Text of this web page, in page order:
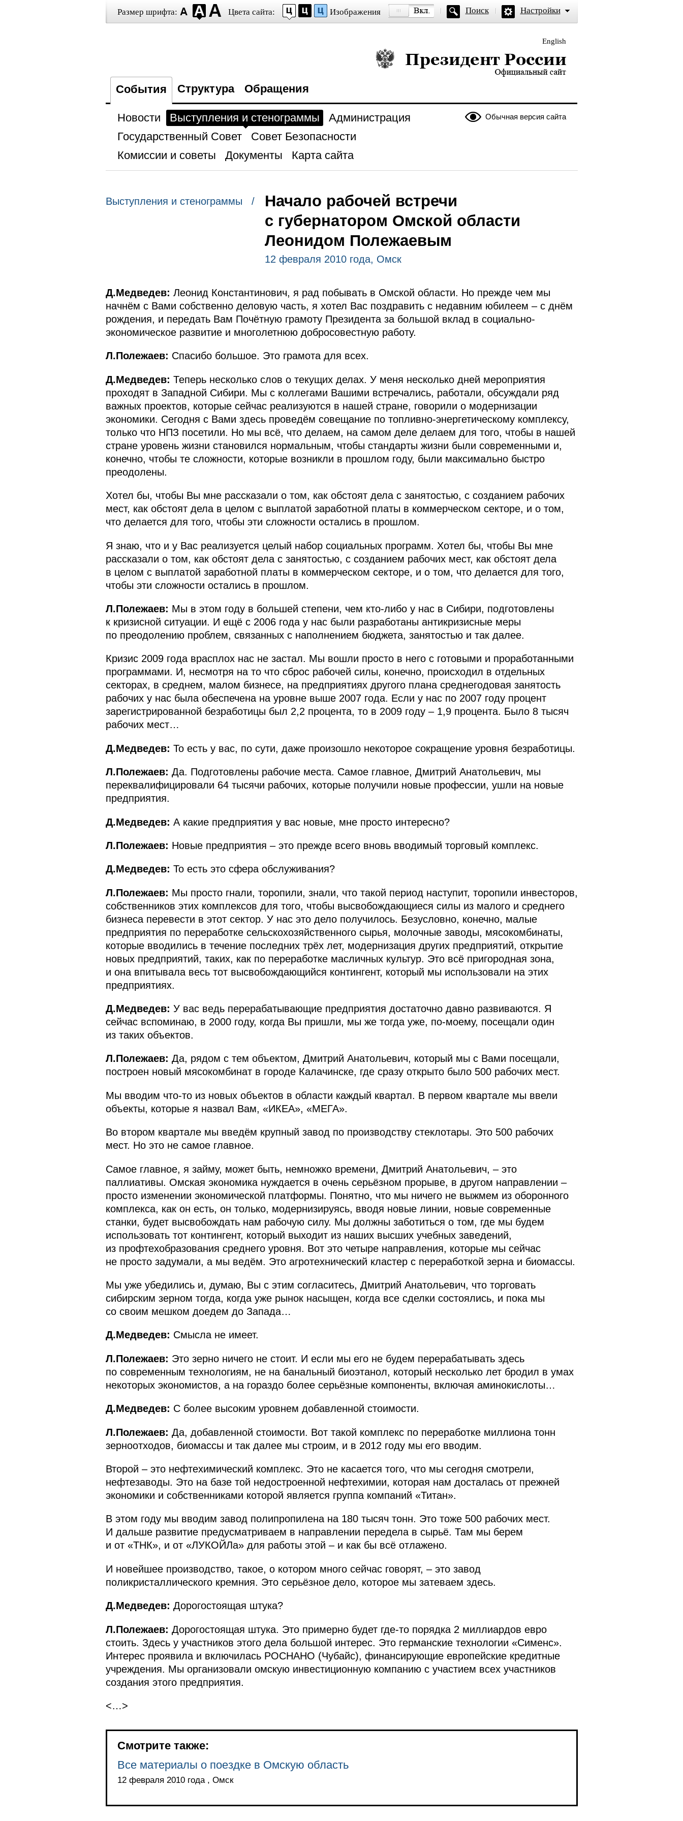
Размер шрифта: Цвета сайта: Изображения Поиск Настройки
English
Президент России — официальный сайт
События Структура Обращения
Обычная версия сайта
Новости Выступления и стенограммы
Администрация
Государственный Совет
Совет Безопасности
Комиссии и советы
Документы Карта сайта
Выступления и стенограммы /
Начало рабочей встречи
с губернатором Омской области
Леонидом Полежаевым
12 февраля 2010 года, Омск
Д.Медведев: Леонид Константинович, я рад побывать в Омской области. Но прежде чем мы
начнём с Вами собственно деловую часть, я хотел Вас поздравить с недавним юбилеем – с днём
рождения, и передать Вам Почётную грамоту Президента за большой вклад в социально-
экономическое развитие и многолетнюю добросовестную работу.
Л.Полежаев: Спасибо большое. Это грамота для всех.
Д.Медведев: Теперь несколько слов о текущих делах. У меня несколько дней мероприятия
проходят в Западной Сибири. Мы с коллегами Вашими встречались, работали, обсуждали ряд
важных проектов, которые сейчас реализуются в нашей стране, говорили о модернизации
экономики. Сегодня с Вами здесь проведём совещание по топливно-энергетическому комплексу,
только что НПЗ посетили. Но мы всё, что делаем, на самом деле делаем для того, чтобы в нашей
стране уровень жизни становился нормальным, чтобы стандарты жизни были современными и,
конечно, чтобы те сложности, которые возникли в прошлом году, были максимально быстро
преодолены.
Хотел бы, чтобы Вы мне рассказали о том, как обстоят дела с занятостью, с созданием рабочих
мест, как обстоят дела в целом с выплатой заработной платы в коммерческом секторе, и о том,
что делается для того, чтобы эти сложности остались в прошлом.
Я знаю, что и у Вас реализуется целый набор социальных программ. Хотел бы, чтобы Вы мне
рассказали о том, как обстоят дела с занятостью, с созданием рабочих мест, как обстоят дела
в целом с выплатой заработной платы в коммерческом секторе, и о том, что делается для того,
чтобы эти сложности остались в прошлом.
Л.Полежаев: Мы в этом году в большей степени, чем кто‑либо у нас в Сибири, подготовлены
к кризисной ситуации. И ещё с 2006 года у нас были разработаны антикризисные меры
по преодолению проблем, связанных с наполнением бюджета, занятостью и так далее.
Кризис 2009 года врасплох нас не застал. Мы вошли просто в него с готовыми и проработанными
программами. И, несмотря на то что сброс рабочей силы, конечно, происходил в отдельных
секторах, в среднем, малом бизнесе, на предприятиях другого плана среднегодовая занятость
рабочих у нас была обеспечена на уровне выше 2007 года. Если у нас по 2007 году процент
зарегистрированной безработицы был 2,2 процента, то в 2009 году – 1,9 процента. Было 8 тысяч
рабочих мест…
Д.Медведев: То есть у вас, по сути, даже произошло некоторое сокращение уровня безработицы.
Л.Полежаев: Да. Подготовлены рабочие места. Самое главное, Дмитрий Анатольевич, мы
переквалифицировали 64 тысячи рабочих, которые получили новые профессии, ушли на новые
предприятия.
Д.Медведев: А какие предприятия у вас новые, мне просто интересно?
Л.Полежаев: Новые предприятия – это прежде всего вновь вводимый торговый комплекс.
Д.Медведев: То есть это сфера обслуживания?
Л.Полежаев: Мы просто гнали, торопили, знали, что такой период наступит, торопили инвесторов,
собственников этих комплексов для того, чтобы высвобождающиеся силы из малого и среднего
бизнеса перевести в этот сектор. У нас это дело получилось. Безусловно, конечно, малые
предприятия по переработке сельскохозяйственного сырья, молочные заводы, мясокомбинаты,
которые вводились в течение последних трёх лет, модернизация других предприятий, открытие
новых предприятий, таких, как по переработке масличных культур. Это всё пригородная зона,
и она впитывала весь тот высвобождающийся контингент, который мы использовали на этих
предприятиях.
Д.Медведев: У вас ведь перерабатывающие предприятия достаточно давно развиваются. Я
сейчас вспоминаю, в 2000 году, когда Вы пришли, мы же тогда уже, по‑моему, посещали один
из таких объектов.
Л.Полежаев: Да, рядом с тем объектом, Дмитрий Анатольевич, который мы с Вами посещали,
построен новый мясокомбинат в городе Калачинске, где сразу открыто было 500 рабочих мест.
Мы вводим что‑то из новых объектов в области каждый квартал. В первом квартале мы ввели
объекты, которые я назвал Вам, «ИКЕА», «МЕГА».
Во втором квартале мы введём крупный завод по производству стеклотары. Это 500 рабочих
мест. Но это не самое главное.
Самое главное, я займу, может быть, немножко времени, Дмитрий Анатольевич, – это
паллиативы. Омская экономика нуждается в очень серьёзном прорыве, в другом направлении –
просто изменении экономической платформы. Понятно, что мы ничего не выжмем из оборонного
комплекса, как он есть, он только, модернизируясь, вводя новые линии, новые современные
станки, будет высвобождать нам рабочую силу. Мы должны заботиться о том, где мы будем
использовать тот контингент, который выходит из наших высших учебных заведений,
из профтехобразования среднего уровня. Вот это четыре направления, которые мы сейчас
не просто задумали, а мы ведём. Это агротехнический кластер с переработкой зерна и биомассы.
Мы уже убедились и, думаю, Вы с этим согласитесь, Дмитрий Анатольевич, что торговать
сибирским зерном тогда, когда уже рынок насыщен, когда все сделки состоялись, и пока мы
со своим мешком доедем до Запада…
Д.Медведев: Смысла не имеет.
Л.Полежаев: Это зерно ничего не стоит. И если мы его не будем перерабатывать здесь
по современным технологиям, не на банальный биоэтанол, который несколько лет бродил в умах
некоторых экономистов, а на гораздо более серьёзные компоненты, включая аминокислоты…
Д.Медведев: С более высоким уровнем добавленной стоимости.
Л.Полежаев: Да, добавленной стоимости. Вот такой комплекс по переработке миллиона тонн
зерноотходов, биомассы и так далее мы строим, и в 2012 году мы его вводим.
Второй – это нефтехимический комплекс. Это не касается того, что мы сегодня смотрели,
нефтезаводы. Это на базе той недостроенной нефтехимии, которая нам досталась от прежней
экономики и собственниками которой является группа компаний «Титан».
В этом году мы вводим завод полипропилена на 180 тысяч тонн. Это тоже 500 рабочих мест.
И дальше развитие предусматриваем в направлении передела в сырьё. Там мы берем
и от «ТНК», и от «ЛУКОЙЛа» для работы этой – и как бы всё отлажено.
И новейшее производство, такое, о котором много сейчас говорят, – это завод
поликристаллического кремния. Это серьёзное дело, которое мы затеваем здесь.
Д.Медведев: Дорогостоящая штука?
Л.Полежаев: Дорогостоящая штука. Это примерно будет где‑то порядка 2 миллиардов евро
стоить. Здесь у участников этого дела большой интерес. Это германские технологии «Сименс».
Интерес проявила и включилась РОСНАНО (Чубайс), финансирующие европейские кредитные
учреждения. Мы организовали омскую инвестиционную компанию с участием всех участников
создания этого предприятия.
<…>
Смотрите также:
Все материалы о поездке в Омскую область
12 февраля 2010 года , Омск